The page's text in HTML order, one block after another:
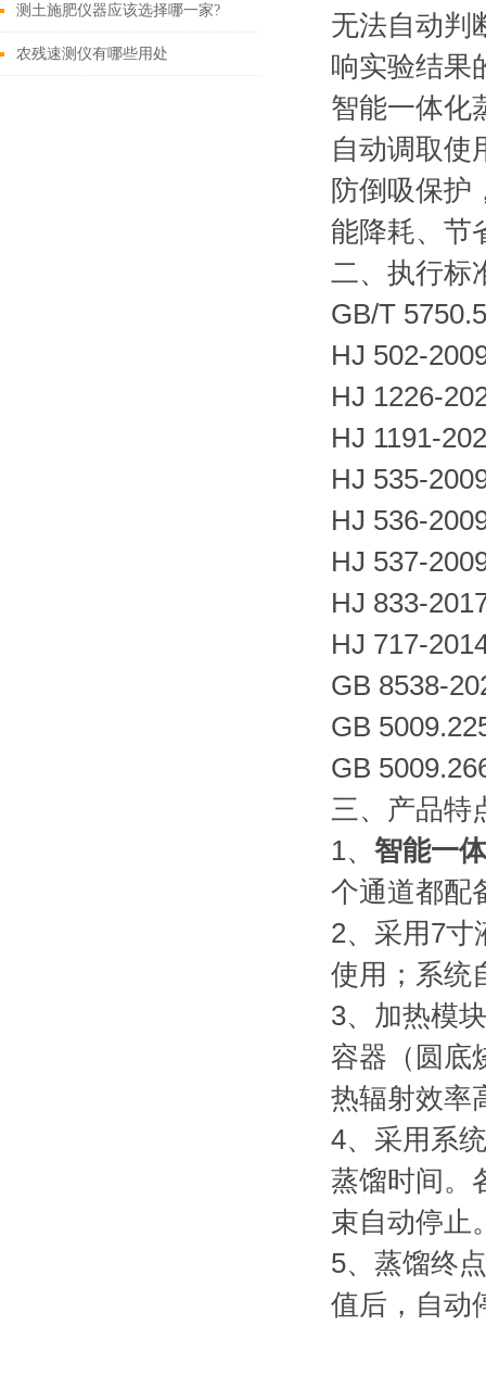
测土施肥仪器应该选择哪一家?
农残速测仪有哪些用处
无法自动判
响实验结果
智能一体化
自动调取使
防倒吸保护
能降耗、节
二、执行标
GB/T
HJ 502-
HJ 1226-
HJ 1191-
HJ 535-
HJ 536-
HJ 537-
HJ 833-
HJ 717-
GB 8538-
GB
GB
三、产品特
1、 智能一
个通道都配
2、采用7寸
使用；系统
3、加热模
容器（圆底
热辐射效率
4、采用系
蒸馏时间。
束自动停止
5、蒸馏终
值后，自动